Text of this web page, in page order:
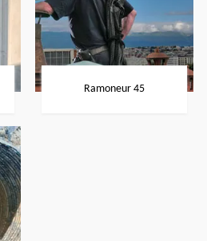
Ramoneur 45